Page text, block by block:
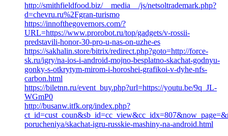
http://smithfieldfood.biz/__media__/js/netsoltrademark.php?
d=chevru.ru%2Fgran-turismo
https://innofthegovernors.com/?
URL=https://www.prorobot.ru/top/gadgets/v-rossii-
predstavili-honor-30-pro-u-nas-on-uzhe-es
https://sakhalin.store/bitrix/redirect.php?goto=http://force-
sk.ru/igry/na-ios-i-android-mojno-besplatno-skachat-godnyu-
gonky-s-otkrytym-mirom-i-horoshei-grafikoi-v-dyhe-nfs-
carbon.html
https://biletnn.ru/event_buy.php?url=https://youtu.be/9q_JL-
WGmP0
http://busanw.itfk.org/index.php?
porucheniya/skachat-igru-russkie-mashiny-na-android.html